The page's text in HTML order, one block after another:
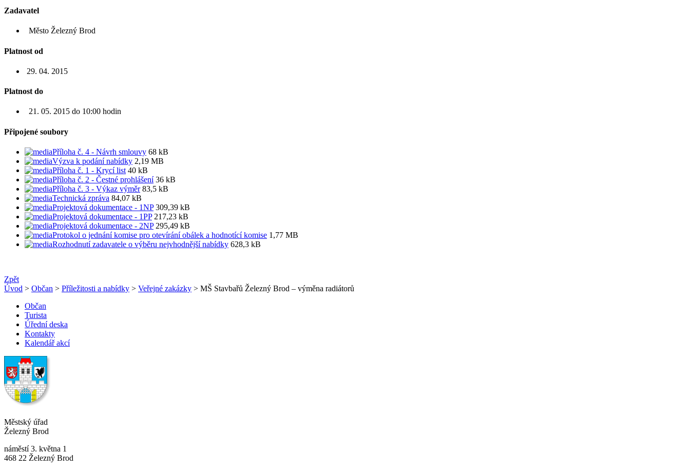
Zadavatel
Město Železný Brod
Platnost od
29. 04. 2015
Platnost do
21. 05. 2015 do 10:00 hodin
Připojené soubory
Příloha č. 4 - Návrh smlouvy 68 kB
Výzva k podání nabídky 2,19 MB
Příloha č. 1 - Krycí list 40 kB
Příloha č. 2 - Čestné prohlášení36 kB
Příloha č. 3 - Výkaz výměr83,5 kB
Technická zpráva 84,07 kB
Projektová dokumentace - 1NP309,39 kB
Projektová dokumentace - 1PP217,23 kB
Projektová dokumentace - 2NP295,49 kB
Protokol o jednání komise pro otevírání obálek a hodnotící komise 1,77 MB
Rozhodnutí zadavatele o výběru nejvhodnější nabídky 628,3 kB
Zpět
Úvod > Občan > Příležitosti a nabídky > Veřejné zakázky > MŠ Stavbařů Železný Brod – výměna radiátorů
Občan
Turista
Úřední deska
Kontakty
Kalendář akcí
Městský úřad
Železný Brod
náměstí 3. května 1
468 22 Železný Brod